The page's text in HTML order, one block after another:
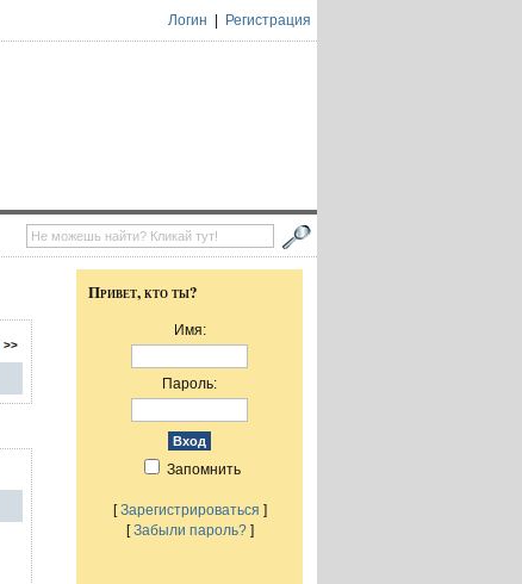
Логин Регистрация
>>
Привет, кто ты?
Имя:
Пароль:
Запомнить
[Зарегистрироваться ]
[Забыли пароль?]